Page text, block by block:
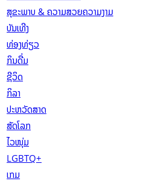
ສຸຂະພາບ & ຄວາມສວຍຄວາມງາມ
ບັນເທີງ
ທ່ອງທ່ຽວ
ກິນດື່ມ
ຊີວິດ
ກິລາ
ປະຫວັດສາດ
ສັດໂລກ
ໄວໜຸ່ມ
LGBTQ+
ເກມ